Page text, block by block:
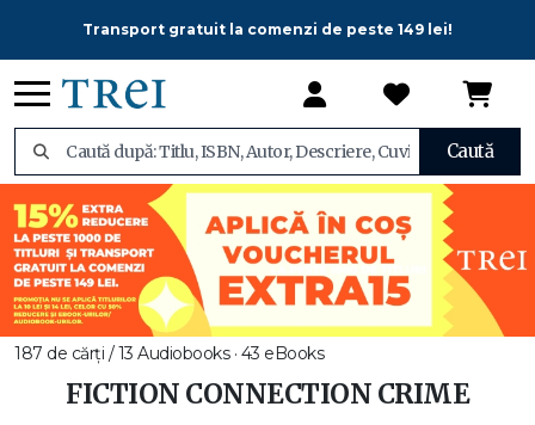
Transport gratuit la comenzi de peste 149 lei!
Caută
187 de cărți / 13 Audiobooks · 43 eBooks
FICTION CONNECTION CRIME